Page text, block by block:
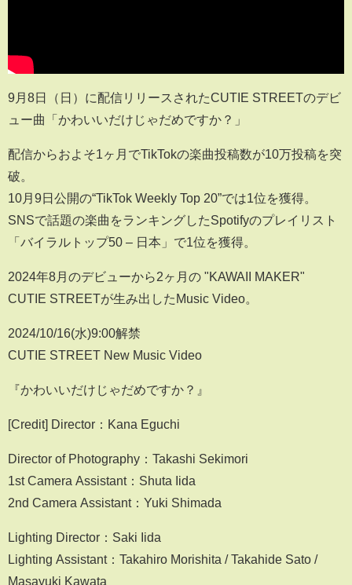
9月8日（日）に配信リリースされたCUTIE STREETのデビ
ュー曲「かわいいだけじゃだめですか？」
配信からおよそ1ヶ月でTikTokの楽曲投稿数が10万投稿を突
破。
10月9日公開の“TikTok Weekly Top 20”では1位を獲得。
SNSで話題の楽曲をランキングしたSpotifyのプレイリスト
「バイラルトップ50 – 日本」で1位を獲得。
2024年8月のデビューから2ヶ月の "KAWAII MAKER"
CUTIE STREETが生み出したMusic Video。
2024/10/16(水)9:00解禁
CUTIE STREET New Music Video
『かわいいだけじゃだめですか？』
[Credit] Director：Kana Eguchi
Director of Photography：Takashi Sekimori
1st Camera Assistant：Shuta Iida
2nd Camera Assistant：Yuki Shimada
Lighting Director：Saki Iida
Lighting Assistant：Takahiro Morishita / Takahide Sato /
Masayuki Kawata